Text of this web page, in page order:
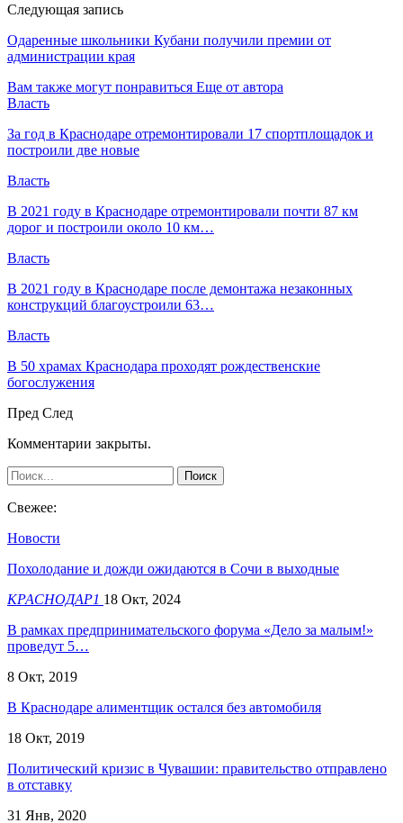
Следующая запись
Одаренные школьники Кубани получили премии от
администрации края
Вам также могут понравиться Еще от автора
Власть
За год в Краснодаре отремонтировали 17 спортплощадок и
построили две новые
Власть
В 2021 году в Краснодаре отремонтировали почти 87 км
дорог и построили около 10 км…
Власть
В 2021 году в Краснодаре после демонтажа незаконных
конструкций благоустроили 63…
Власть
В 50 храмах Краснодара проходят рождественские
богослужения
Пред След
Комментарии закрыты.
Свежее:
Новости
Похолодание и дожди ожидаются в Сочи в выходные
КРАСНОДАР1 18 Окт, 2024
В рамках предпринимательского форума «Дело за малым!»
проведут 5…
8 Окт, 2019
В Краснодаре алиментщик остался без автомобиля
18 Окт, 2019
Политический кризис в Чувашии: правительство отправлено
в отставку
31 Янв, 2020